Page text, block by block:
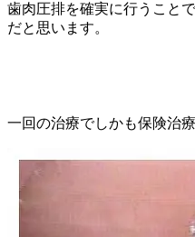
歯肉圧排を確実に行うこと
だと思います。
一回の治療でしかも保険治